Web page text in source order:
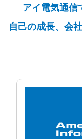
アイ電気通信
自己の成長、会